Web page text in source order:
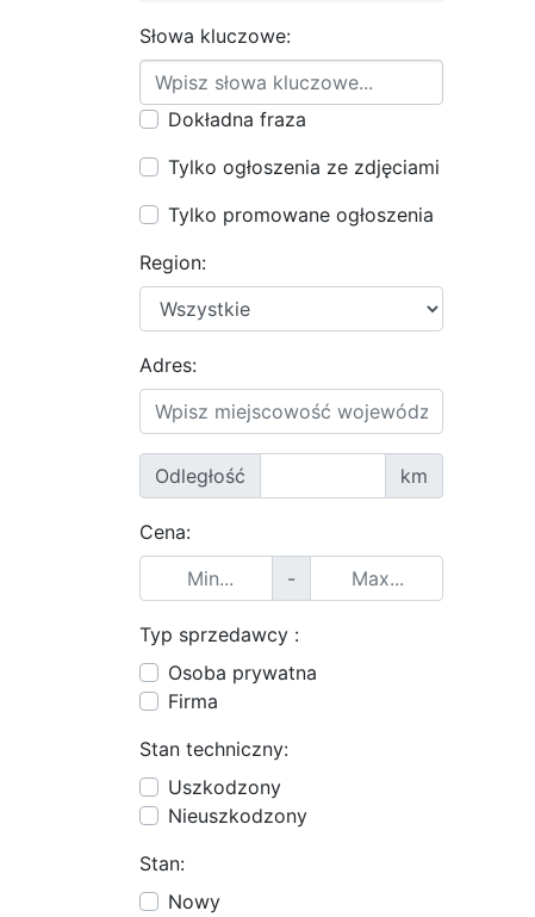
Słowa kluczowe:
Dokładna fraza
Tylko ogłoszenia ze zdjęciami
Tylko promowane ogłoszenia
Region:
Adres:
Odległość km
Cena:
-
Typ sprzedawcy :
Osoba prywatna
Firma
Stan techniczny:
Uszkodzony
Nieuszkodzony
Stan:
Nowy